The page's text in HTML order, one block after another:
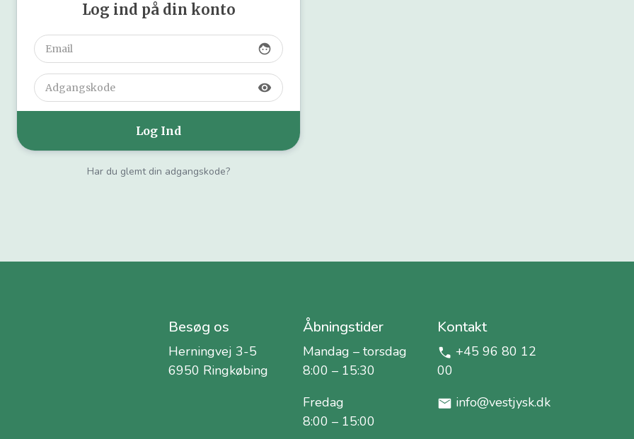
Log ind på din konto
face
visibility
Har du glemt din adgangskode?
Besøg os
Herningvej 3-5
6950 Ringkøbing
Åbningstider
Mandag – torsdag
8:00 – 15:30
Fredag
8:00 – 15:00
Kontakt
+45 96 80 12
00
info@vestjysk.dk